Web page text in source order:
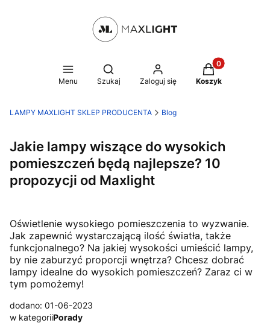
Menu
Otwórz wyszukiwarkę
Szukaj Zaloguj się
Produkty w
Koszyk
LAMPY MAXLIGHT SKLEP PRODUCENTA Blog
Jakie lampy wiszące do wysokich
pomieszczeń będą najlepsze? 10
propozycji od Maxlight
Oświetlenie wysokiego pomieszczenia to wyzwanie.
Jak zapewnić wystarczającą ilość światła, także
funkcjonalnego? Na jakiej wysokości umieścić lampy,
by nie zaburzyć proporcji wnętrza? Chcesz dobrać
lampy idealne do wysokich pomieszczeń? Zaraz ci w
tym pomożemy!
dodano: 01-06-2023
w kategoriiPorady